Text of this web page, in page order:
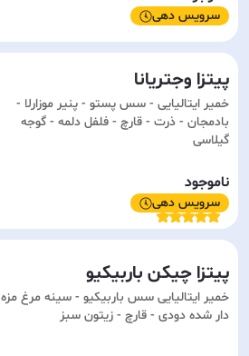
سرویس دهی
پیتزا وجتریانا
خمیر ایتالیایی - سس پستو - پنیر موزارلا -
بادمجان - ذرت - قارچ - فلفل دلمه - گوجه
گیلاسی
ناموجود
سرویس دهی
پیتزا چیکن باربیکیو
خمیر ایتالیایی سس باربیکیو - سینه مرغ مزه
دار شده دودی - قارچ - زیتون سبز